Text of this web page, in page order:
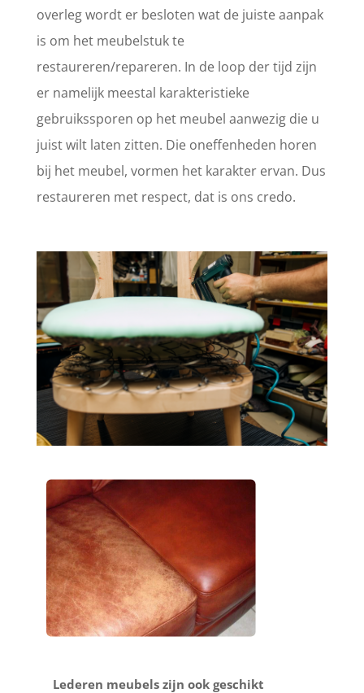
overleg wordt er besloten wat de juiste aanpak
is om het meubelstuk te
restaureren/repareren. In de loop der tijd zijn
er namelijk meestal karakteristieke
gebruikssporen op het meubel aanwezig die u
juist wilt laten zitten. Die oneffenheden horen
bij het meubel, vormen het karakter ervan. Dus
restaureren met respect, dat is ons credo.
Lederen meubels zijn ook geschikt